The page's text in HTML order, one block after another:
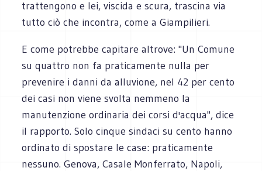
trattengono e lei, viscida e scura, trascina via
tutto ciò che incontra, come a Giampilieri.
E come potrebbe capitare altrove: "Un Comune
su quattro non fa praticamente nulla per
prevenire i danni da alluvione, nel 42 per cento
dei casi non viene svolta nemmeno la
manutenzione ordinaria dei corsi d'acqua", dice
il rapporto. Solo cinque sindaci su cento hanno
ordinato di spostare le case: praticamente
nessuno. Genova, Casale Monferrato, Napoli,